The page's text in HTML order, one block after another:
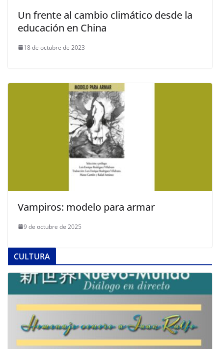
Un frente al cambio climático desde la
educación en China
18 de octubre de 2023
Vampiros: modelo para armar
9 de octubre de 2025
CULTURA